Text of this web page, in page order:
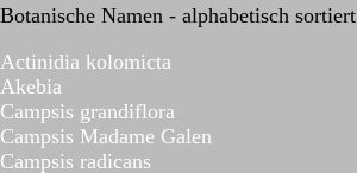
Botanische Namen - alphabetisch sortiert
Actinidia kolomicta
Akebia
Campsis grandiflora
Campsis Madame Galen
Campsis radicans